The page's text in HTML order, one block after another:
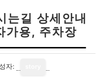
는길 상세안내
가용, 주차장
자: